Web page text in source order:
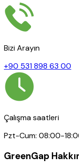
Bizi Arayın
+90 531 898 63 00
Çalışma saatleri
Pzt-Cum: 08:00-
GreenGap